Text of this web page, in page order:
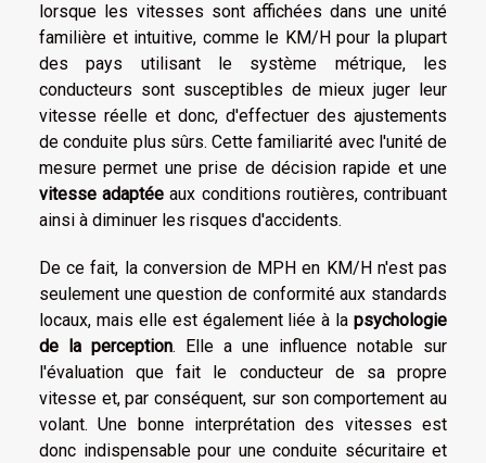
lorsque les vitesses sont affichées dans une unité
familière et intuitive, comme le KM/H pour la plupart
des pays utilisant le système métrique, les
conducteurs sont susceptibles de mieux juger leur
vitesse réelle et donc, d'effectuer des ajustements
de conduite plus sûrs. Cette familiarité avec l'unité de
mesure permet une prise de décision rapide et une
vitesse adaptée aux conditions routières, contribuant
ainsi à diminuer les risques d'accidents.
De ce fait, la conversion de MPH en KM/H n'est pas
seulement une question de conformité aux standards
locaux, mais elle est également liée à la psychologie
de la perception. Elle a une influence notable sur
l'évaluation que fait le conducteur de sa propre
vitesse et, par conséquent, sur son comportement au
volant. Une bonne interprétation des vitesses est
donc indispensable pour une conduite sécuritaire et